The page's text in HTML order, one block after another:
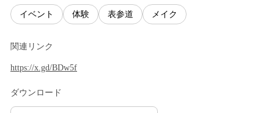
イベント 体験 表参道 メイク
関連リンク
https://x.gd/BDw5f
ダウンロード